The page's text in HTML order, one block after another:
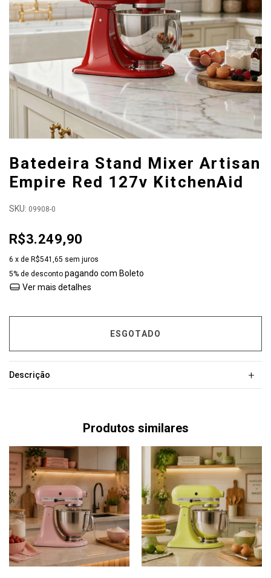
Batedeira Stand Mixer Artisan
Empire Red 127v KitchenAid
SKU: 09908-0
R$3.249,90
6 x de R$541,65 sem juros
5% de desconto pagando com Boleto
Ver mais detalhes
Descrição +
Produtos similares